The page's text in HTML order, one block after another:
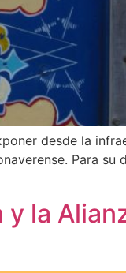
desde la
Para su
la